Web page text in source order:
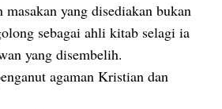
masakan yang disediakan bukan
sebagai ahli kitab selagi ia
yang disembelih.
agaman Kristian dan